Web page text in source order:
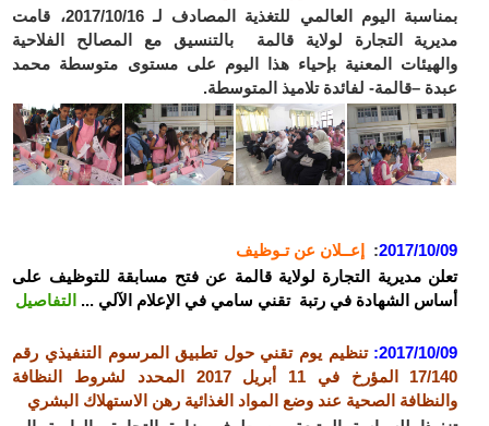
بمناسبة اليوم العالمي للتغذية المصادف لـ 2017/10/16، قامت
مديرية التجارة لولاية قالمة بالتنسيق مع المصالح الفلاحية
والهيئات المعنية بإحياء هذا اليوم على مستوى متوسطة محمد
عبدة –قالمة- لفائدة تلاميذ المتوسطة.
2017/10/09
:
إعــلان عن تـوظيف
تعلن مديرية التجارة لولاية قالمة عن فتح مسابقة للتوظيف على
أساس الشهادة في رتبة تقني سامي في الإعلام الآلي ... التفاصيل
2017/10/09:
تنظيم يوم تقني حول تطبيق المرسوم التنفيذي رقم
17/140 المؤرخ في 11 أبريل 2017 المحدد لشروط النظافة
والنظافة الصحية عند وضع المواد الغذائية رهن الاستهلاك البشري